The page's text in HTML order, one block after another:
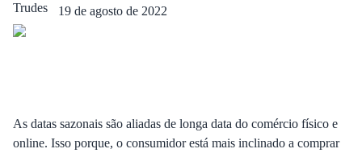
19 de agosto de 2022
As datas sazonais são aliadas de longa data do comércio físico e
online. Isso porque, o consumidor está mais inclinado a comprar